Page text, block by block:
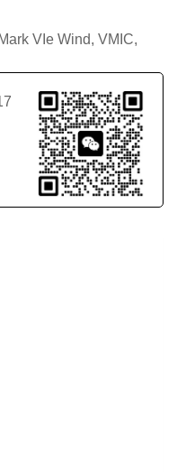
Mark VIe Wind, VMIC,